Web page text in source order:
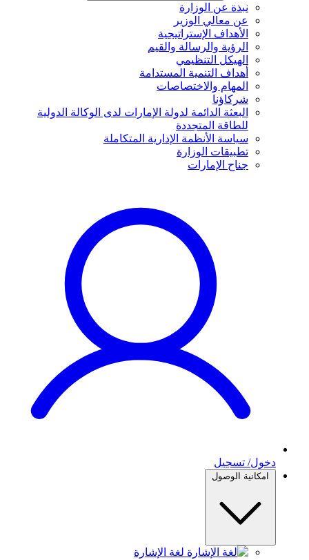
نبذة عن الوزارة
عن معالي الوزير
الأهداف الإستراتيجية
الرؤية والرسالة والقيم
الهيكل التنظيمي
أهداف التنمية المستدامة
المهام والاختصاصات
شركاؤنا
البعثة الدائمة لدولة الإمارات لدى الوكالة الدولية
للطاقة المتجددة
سياسة الأنظمة الإدارية المتكاملة
تطبيقات الوزارة
جناح الإمارات
دخول/ تسجيل
امكانية الوصول
لغة الإشارة